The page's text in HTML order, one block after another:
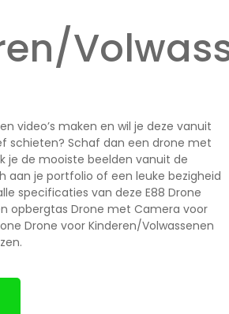
video’s maken en wil je deze vanuit
schieten? Schaf dan een drone met
je de mooiste beelden vanuit de
aan je portfolio of een leuke bezigheid
specificaties van deze E88 Drone
opbergtas Drone met Camera voor
Drone voor Kinderen/Volwassenen